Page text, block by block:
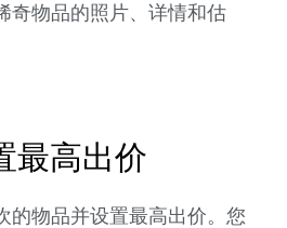
奇物品的照片、详情和估
最高出价
的物品并设置最高出价。您